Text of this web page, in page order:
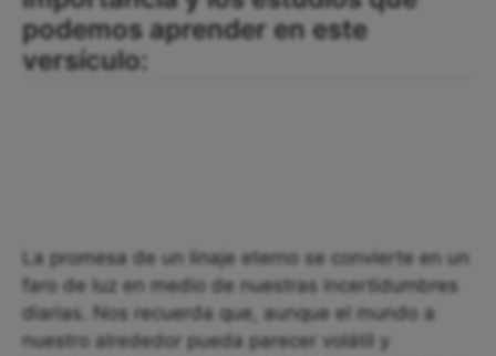
podemos aprender en este
versículo:
La promesa de un linaje eterno se convierte en un
faro de luz en medio de nuestras incertidumbres
diarias. Nos recuerda que, aunque el mundo a
nuestro alrededor pueda parecer volátil y